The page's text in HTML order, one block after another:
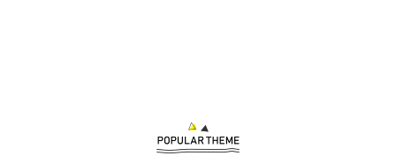
猫の警戒心が強いのは、猫がもつ本能に由来するものですが、愛
猫が「超」のつくビビりだった場合、ふだんの対応を考える必要